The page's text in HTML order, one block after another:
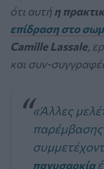
ότι αυτή η
επίδραση στο
Camille Lassale,
και συν-
«Άλλες
παχυσαρκία